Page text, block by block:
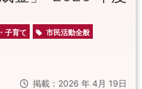
子育て 市民活動全般
掲載：2026 年 4月 19日